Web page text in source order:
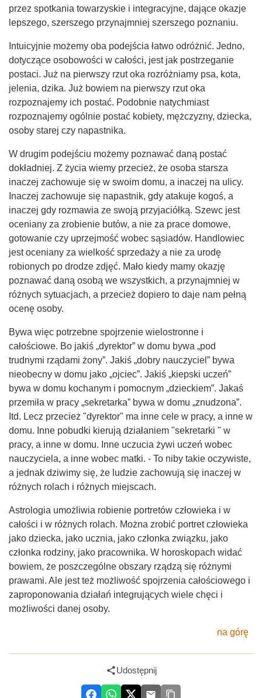
przez spotkania towarzyskie i integracyjne, dające okazje
lepszego, szerszego przynajmniej szerszego poznaniu.
Intuicyjnie możemy oba podejścia łatwo odróżnić. Jedno,
dotyczące osobowości w całości, jest jak postrzeganie
postaci. Już na pierwszy rzut oka rozróżniamy psa, kota,
jelenia, dzika. Już bowiem na pierwszy rzut oka
rozpoznajemy ich postać. Podobnie natychmiast
rozpoznajemy ogólnie postać kobiety, mężczyzny, dziecka,
osoby starej czy napastnika.
W drugim podejściu możemy poznawać daną postać
dokładniej. Z życia wiemy przecież, że osoba starsza
inaczej zachowuje się w swoim domu, a inaczej na ulicy.
Inaczej zachowuje się napastnik, gdy atakuje kogoś, a
inaczej gdy rozmawia ze swoją przyjaciółką. Szewc jest
oceniany za zrobienie butów, a nie za prace domowe,
gotowanie czy uprzejmość wobec sąsiadów. Handlowiec
jest oceniany za wielkość sprzedaży a nie za urodę
robionych po drodze zdjęć. Mało kiedy mamy okazję
poznawać daną osobą we wszystkich, a przynajmniej w
różnych sytuacjach, a przecież dopiero to daje nam pełną
ocenę osoby.
Bywa więc potrzebne spojrzenie wielostronne i
całościowe. Bo jakiś „dyrektor” w domu bywa „pod
trudnymi rządami żony”. Jakiś „dobry nauczyciel” bywa
nieobecny w domu jako „ojciec”. Jakiś „kiepski uczeń”
bywa w domu kochanym i pomocnym „dzieckiem”. Jakaś
przemiła w pracy „sekretarka” bywa w domu „znudzona”.
Itd. Lecz przecież "dyrektor" ma inne cele w pracy, a inne w
domu. Inne pobudki kierują działaniem "sekretarki " w
pracy, a inne w domu. Inne uczucia żywi uczeń wobec
nauczyciela, a inne wobec matki. - To niby takie oczywiste,
a jednak dziwimy się, że ludzie zachowują się inaczej w
różnych rolach i różnych miejscach.
Astrologia umożliwia robienie portretów człowieka i w
całości i w różnych rolach. Można zrobić portret człowieka
jako dziecka, jako ucznia, jako członka związku, jako
członka rodziny, jako pracownika. W horoskopach widać
bowiem, że poszczególne obszary rządzą się różnymi
prawami. Ale jest też możliwość spojrzenia całościowego i
zaproponowania działań integrujących wiele chęci i
możliwości danej osoby.
na górę
Udostępnij